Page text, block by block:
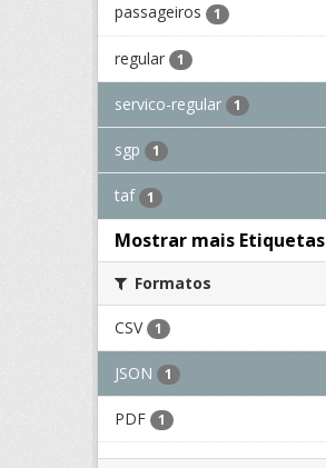
passageiros 1
regular 1
servico-regular 1
sgp 1
taf 1
Mostrar mais Etiquetas
Formatos
CSV 1
JSON 1
PDF 1